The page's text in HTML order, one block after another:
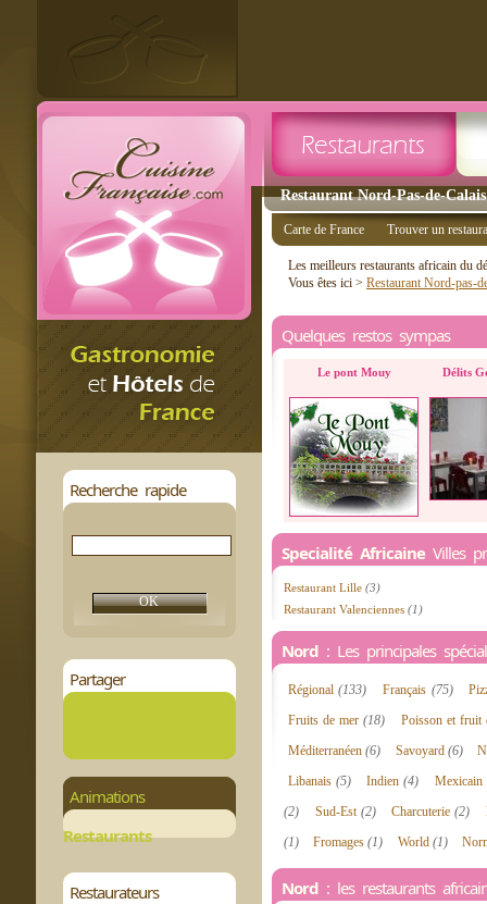
Restaurant Nord-Pas-de-
Recherche rapide
Partager
Animations
Restaurants
Restaurateurs
Carte de France Trouver un
Les meilleurs restaurants africain du
Vous êtes ici > Restaurant Nord-pas-
Quelques restos sympas
Le pont Mouy Délits
Specialité Africaine Villes
Restaurant Lille (3)
Restaurant Valenciennes (1)
Nord : Les principales
Régional(133) Français (75)
Fruits de mer(18)
Poisson et
Méditerranéen(6) Savoyard (6)
Libanais (5) Indien(4) Mexicain
(2)
Sud-Est (2) Charcuterie(2)
(1)
Fromages(1) World (1)
Nord : les restaurants